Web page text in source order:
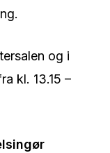
og i
kl. 13.15 –